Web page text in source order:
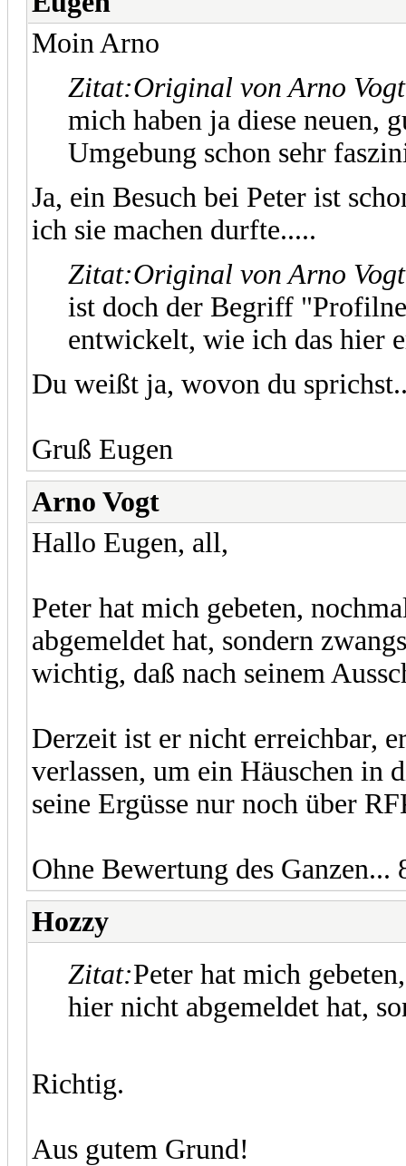
Moin Arno
Zitat:Original von Arno Vogt
mich haben ja diese neuen,
Umgebung schon sehr
Ja, ein Besuch bei Peter ist
ich sie machen durfte.....
Zitat:Original von Arno Vogt
ist doch der Begriff
entwickelt, wie ich das hier
Du weißt ja, wovon du
Gruß Eugen
Arno Vogt
Hallo Eugen, all,
Peter hat mich gebeten,
abgemeldet hat, sondern
wichtig, daß nach seinem
Derzeit ist er nicht erreichbar,
verlassen, um ein Häuschen in
seine Ergüsse nur noch über
Ohne Bewertung des Ganzen...
Hozzy
Zitat:Peter hat mich
hier nicht abgemeldet hat,
Richtig.
Aus gutem Grund!